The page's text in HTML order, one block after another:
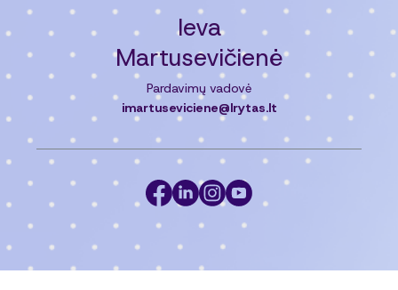
Ieva
Martusevičienė
Pardavimų vadovė
imartuseviciene@lrytas.lt